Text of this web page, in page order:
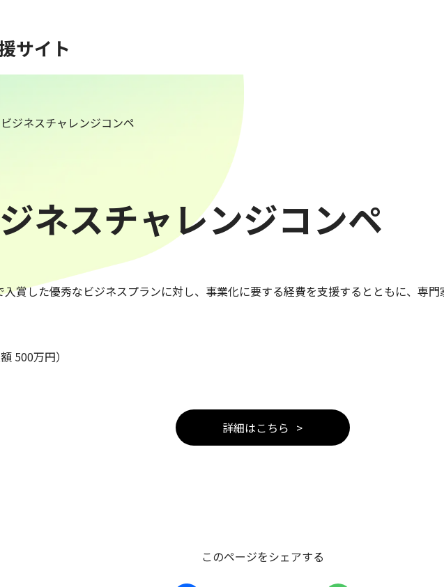
サイト
ジネスチャレンジコンペ
ネスチャレンジコンペ
入賞した優秀なビジネスプランに対し、事業化に要する経費を支援するとともに、専
500万円）
詳細はこちら
このページをシェアする